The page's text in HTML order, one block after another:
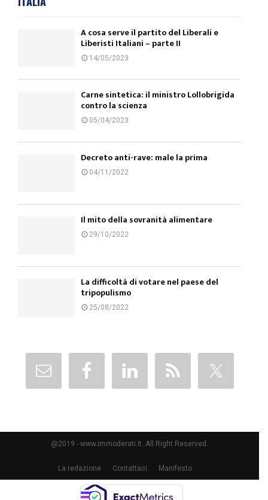
A cosa serve il partito del Liberali e
Liberisti Italiani – parte II
14/05/2023
Carne sintetica: il ministro Lollobrigida
contro la scienza
05/04/2023
Decreto anti-rave: male la prima
04/11/2022
Il mito della sovranità alimentare
29/10/2022
La difficoltà di votare nel paese del
tripopulismo
25/08/2022
@2019 - www.immoderati.it. All Right Reserved.
La redazione Contattaci Manifesto